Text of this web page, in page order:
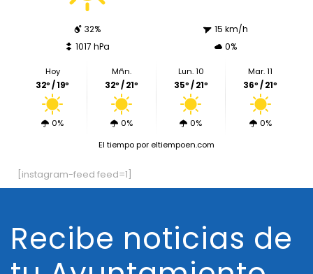
32%
15 km/h
1017 hPa
0%
Hoy
32º / 19º
0%
Mñn.
32º / 21º
0%
Lun. 10
35º / 21º
0%
Mar. 11
36º / 21º
0%
El tiempopor eltiempoen.com
[instagram-feed feed=1]
Recibe noticias de